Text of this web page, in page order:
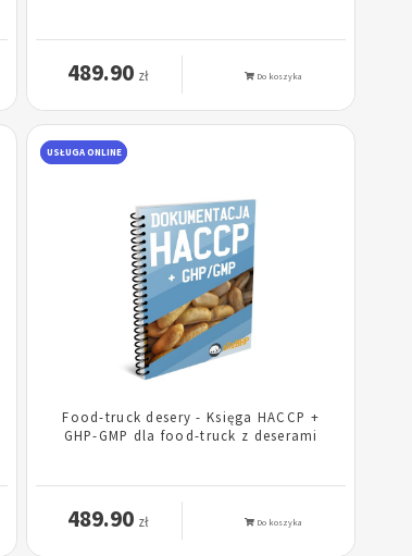
489.90 zł Do koszyka
USŁUGA ONLINE
Food-truck desery - Księga HACCP +
GHP-GMP dla food-truck z deserami
489.90 zł Do koszyka